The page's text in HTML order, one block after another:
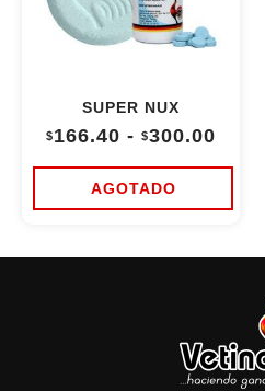
SUPER NUX
$166.40 - $300.00
AGOTADO
tiene
pueden